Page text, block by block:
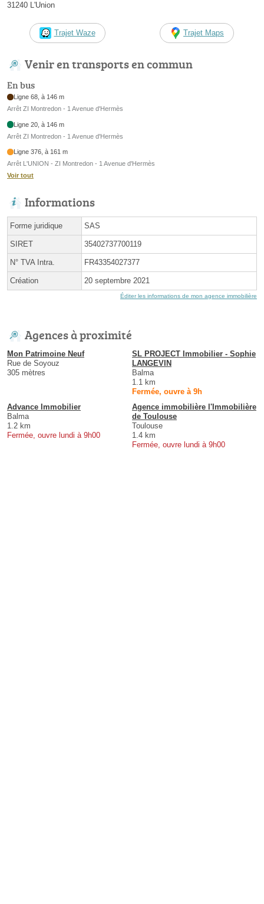
31240 L'Union
Trajet Waze Trajet Maps
Venir en transports en commun
En bus
Ligne 68, à 146 m
Arrêt ZI Montredon - 1 Avenue d'Hermès
Ligne 20, à 146 m
Arrêt ZI Montredon - 1 Avenue d'Hermès
Ligne 376, à 161 m
Arrêt L'UNION - ZI Montredon - 1 Avenue d'Hermès
Voir tout
Informations
Forme juridique SAS
SIRET 35402737700119
N° TVA Intra. FR43354027377
Création 20 septembre 2021
Éditer les informations de mon agence immobilière
Agences à proximité
Mon Patrimoine Neuf
Rue de Soyouz
305 mètres
SL PROJECT Immobilier - Sophie
LANGEVIN
Balma
1.1 km
Fermée, ouvre à 9h
Advance Immobilier
Balma
1.2 km
Fermée, ouvre lundi à 9h00
Agence immobilière l'Immobilière
de Toulouse
Toulouse
1.4 km
Fermée, ouvre lundi à 9h00